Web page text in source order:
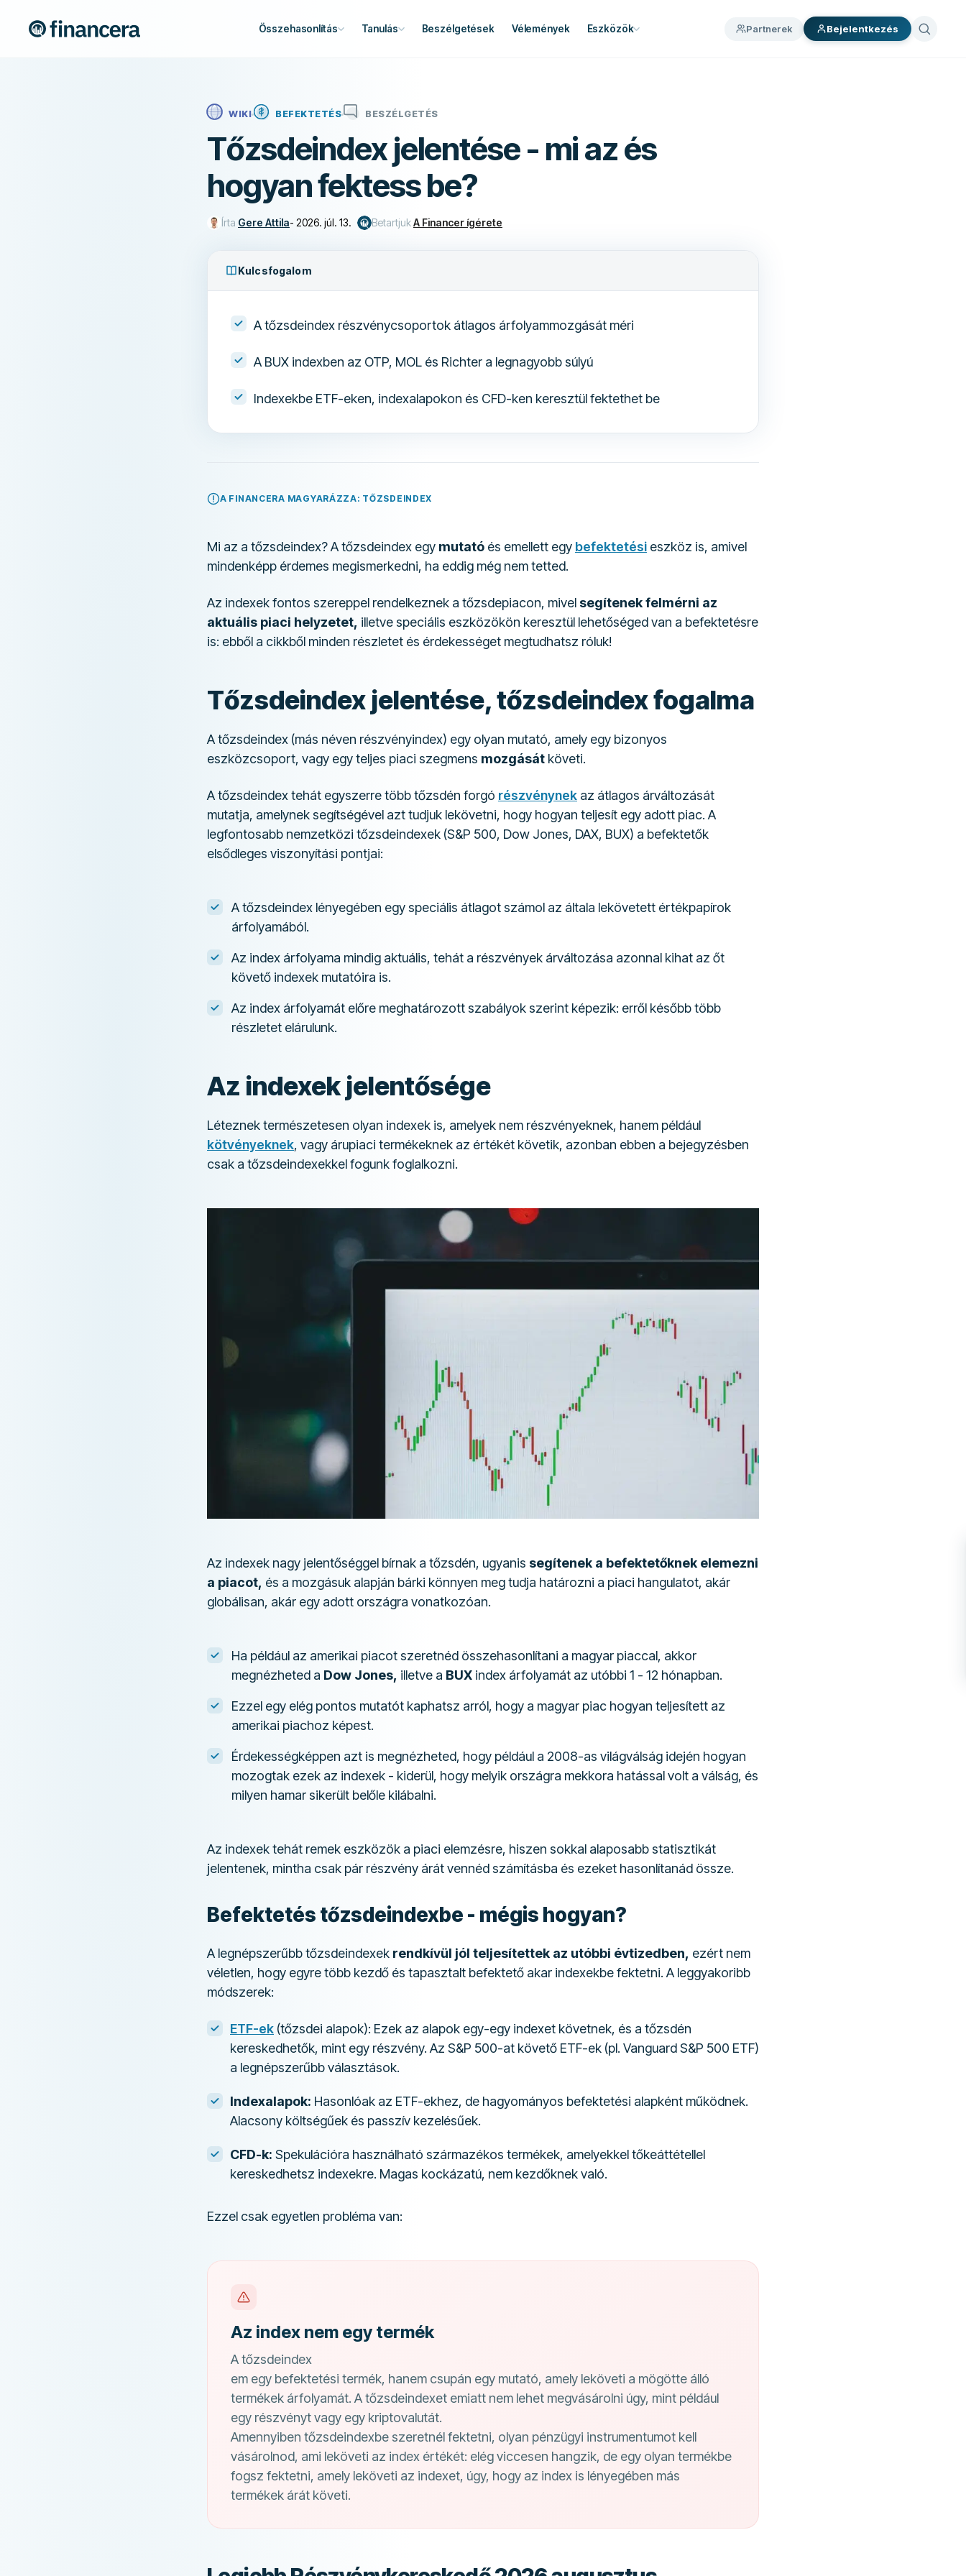
Összehasonlítás Tanulás Beszélgetések Vélemények Eszközök Partnerek Bejelentkezés
WIKI BEFEKTETÉS BESZÉLGETÉS
Tőzsdeindex jelentése - mi az és
hogyan fektess be?
Írta Gere Attila- 2026. júl. 13. BetartjukA Financer ígérete
Kulcsfogalom
A tőzsdeindex részvénycsoportok átlagos árfolyammozgását méri
A BUX indexben az OTP, MOL és Richter a legnagyobb súlyú
Indexekbe ETF-eken, indexalapokon és CFD-ken keresztül fektethet be
A FINANCERA MAGYARÁZZA: TŐZSDEINDEX
Mi az a tőzsdeindex? A tőzsdeindex egy mutató és emellett egy befektetési eszköz is, amivel
mindenképp érdemes megismerkedni, ha eddig még nem tetted.
Az indexek fontos szereppel rendelkeznek a tőzsdepiacon, mivel segítenek felmérni az
aktuális piaci helyzetet, illetve speciális eszközökön keresztül lehetőséged van a befektetésre
is: ebből a cikkből minden részletet és érdekességet megtudhatsz róluk!
Tőzsdeindex jelentése, tőzsdeindex fogalma
A tőzsdeindex (más néven részvényindex) egy olyan mutató, amely egy bizonyos
eszközcsoport, vagy egy teljes piaci szegmens mozgását követi.
A tőzsdeindex tehát egyszerre több tőzsdén forgó részvénynek az átlagos árváltozását
mutatja, amelynek segítségével azt tudjuk lekövetni, hogy hogyan teljesít egy adott piac. A
legfontosabb nemzetközi tőzsdeindexek (S&P 500, Dow Jones, DAX, BUX) a befektetők
elsődleges viszonyítási pontjai:
A tőzsdeindex lényegében egy speciális átlagot számol az általa lekövetett értékpapírok
árfolyamából.
Az index árfolyama mindig aktuális, tehát a részvények árváltozása azonnal kihat az őt
követő indexek mutatóira is.
Az index árfolyamát előre meghatározott szabályok szerint képezik: erről később több
részletet elárulunk.
Az indexek jelentősége
Léteznek természetesen olyan indexek is, amelyek nem részvényeknek, hanem például
kötvényeknek, vagy árupiaci termékeknek az értékét követik, azonban ebben a bejegyzésben
csak a tőzsdeindexekkel fogunk foglalkozni.
Az indexek nagy jelentőséggel bírnak a tőzsdén, ugyanis segítenek a befektetőknek elemezni
a piacot, és a mozgásuk alapján bárki könnyen meg tudja határozni a piaci hangulatot, akár
globálisan, akár egy adott országra vonatkozóan.
Ha például az amerikai piacot szeretnéd összehasonlítani a magyar piaccal, akkor
megnézheted a Dow Jones, illetve a BUX index árfolyamát az utóbbi 1 - 12 hónapban.
Ezzel egy elég pontos mutatót kaphatsz arról, hogy a magyar piac hogyan teljesített az
amerikai piachoz képest.
Érdekességképpen azt is megnézheted, hogy például a 2008-as világválság idején hogyan
mozogtak ezek az indexek - kiderül, hogy melyik országra mekkora hatással volt a válság, és
milyen hamar sikerült belőle kilábalni.
Az indexek tehát remek eszközök a piaci elemzésre, hiszen sokkal alaposabb statisztikát
jelentenek, mintha csak pár részvény árát vennéd számításba és ezeket hasonlítanád össze.
Befektetés tőzsdeindexbe - mégis hogyan?
A legnépszerűbb tőzsdeindexek rendkívül jól teljesítettek az utóbbi évtizedben, ezért nem
véletlen, hogy egyre több kezdő és tapasztalt befektető akar indexekbe fektetni. A leggyakoribb
módszerek:
ETF-ek (tőzsdei alapok): Ezek az alapok egy-egy indexet követnek, és a tőzsdén
kereskedhetők, mint egy részvény. Az S&P 500-at követő ETF-ek (pl. Vanguard S&P 500 ETF)
a legnépszerűbb választások.
Indexalapok: Hasonlóak az ETF-ekhez, de hagyományos befektetési alapként működnek.
Alacsony költségűek és passzív kezelésűek.
CFD-k: Spekulációra használható származékos termékek, amelyekkel tőkeáttétellel
kereskedhetsz indexekre. Magas kockázatú, nem kezdőknek való.
Ezzel csak egyetlen probléma van:
Az index nem egy termék
A tőzsdeindex
em egy befektetési termék, hanem csupán egy mutató, amely leköveti a mögötte álló
termékek árfolyamát. A tőzsdeindexet emiatt nem lehet megvásárolni úgy, mint például
egy részvényt vagy egy kriptovalutát.
Amennyiben tőzsdeindexbe szeretnél fektetni, olyan pénzügyi instrumentumot kell
vásárolnod, ami leköveti az index értékét: elég viccesen hangzik, de egy olyan termékbe
fogsz fektetni, amely leköveti az indexet, úgy, hogy az index is lényegében más
termékek árát követi.